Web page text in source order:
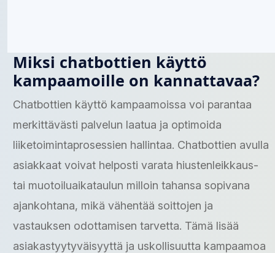
Miksi chatbottien käyttö
kampaamoille on kannattavaa?
Chatbottien käyttö kampaamoissa voi parantaa
merkittävästi palvelun laatua ja optimoida
liiketoimintaprosessien hallintaa. Chatbottien avulla
asiakkaat voivat helposti varata hiustenleikkaus-
tai muotoiluaikataulun milloin tahansa sopivana
ajankohtana, mikä vähentää soittojen ja
vastauksen odottamisen tarvetta. Tämä lisää
asiakastyytyväisyyttä ja uskollisuutta kampaamoa